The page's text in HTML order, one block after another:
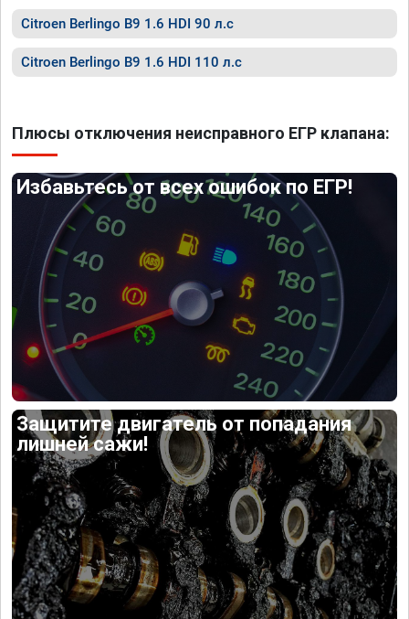
Citroen Berlingo B9 1.6 HDI 90 л.с
Citroen Berlingo B9 1.6 HDI 110 л.с
Плюсы отключения неисправного ЕГР клапана:
Избавьтесь от всех ошибок по ЕГР!
Защитите двигатель от попадания
лишней сажи!